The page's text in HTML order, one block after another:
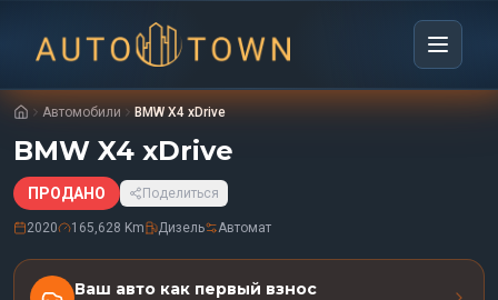
Автомобили BMW X4 xDrive
BMW X4 xDrive
ПРОДАНО Поделиться
2020 165,628 Km Дизель Автомат
Ваш авто как первый взнос